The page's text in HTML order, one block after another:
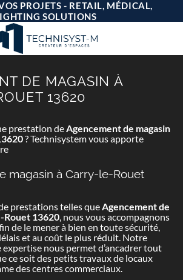
PROJETS - RETAIL, MÉDICAL,
SOLUTIONS
DE MAGASIN À
13620
prestation deAgencement de magasin
? Technisystem vous apporte
magasin à Carry-le-Rouet
prestations telles queAgencement de
Rouet 13620, nous vous accompagnons
de le mener à bien en toute sécurité,
et au coût le plus réduit. Notre
nous permet d’ancadrer tout
ce soit des petits travaux de locaux
des centres commerciaux.